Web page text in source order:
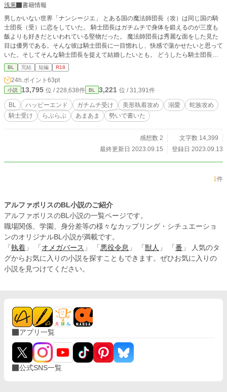
浅葱
書籍情報
男しかいない世界「ナンシージエ」 とある国の魔法師団長（攻）は同じ国の騎
士団長（受）に恋をしていた。 騎士団長はガチムチで身体を鍛えるのが三度も
飯よりも好きだといわれている堅物だった。 魔法師団長は秀麗な面をした見た
目は優男である。そんな彼は騎士団長に一目惚れし、快感で蕩かせたいと思って
いた。そしてそんな騎士団長を捉えて結婚したいとも。 どうしたら騎士団長を
口説けるかと考えていたある夜、そういう店に騎士団長が来ていて……。 美形
執着攻（蛇族）×ガチムチ受（人族） 安定のハッピーエンドです。 エロが書き
たかった／後悔はしていない R18BL／ガチムチ受／ハッピーエンド／溺愛／ヘ
ミペニス／いっぱい舐めちゃう／乳首攻め／とろとろに溶けちゃう／ワンナイト
ラブ？
BL 完結 短編 R18
24h.ポイント 63pt
小説 13,795 位 / 228,638件 BL 3,221 位 / 31,391件
BL ハッピーエンド ガチムチ受け 美形執着攻め 溺愛
蛇族攻め
騎士受け
らぶらぶ あまあま 勢いで書いた
感想数 2
文字数 14,399
最終更新日 2023.09.15
登録日 2023.09.13
1件
アルファポリスのBL小説のご紹介
アルファポリスのBL小説の一覧ページです。
職場関係、学園、身分差等の様々なカップリング・シチュエーショ
ンのオリジナルBL小説が満載です。
「 執着 」 「 オメガバース 」 「 悪役令息 」 「 獣人 」 「 番 」 人気のタ
グからお気に入りの小説を探すこともできます。ぜひお気に入りの
小説を見つけてください。
アプリ一覧
公式SNS一覧